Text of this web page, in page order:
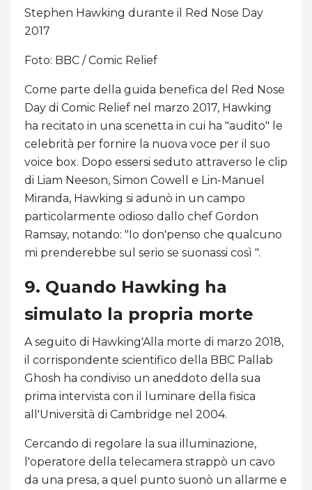
Stephen Hawking durante il Red Nose Day
2017
Foto: BBC / Comic Relief
Come parte della guida benefica del Red Nose
Day di Comic Relief nel marzo 2017, Hawking
ha recitato in una scenetta in cui ha "audito" le
celebrità per fornire la nuova voce per il suo
voice box. Dopo essersi seduto attraverso le clip
di Liam Neeson, Simon Cowell e Lin-Manuel
Miranda, Hawking si adunò in un campo
particolarmente odioso dallo chef Gordon
Ramsay, notando: "Io don'penso che qualcuno
mi prenderebbe sul serio se suonassi così ".
9. Quando Hawking ha
simulato la propria morte
A seguito di Hawking'Alla morte di marzo 2018,
il corrispondente scientifico della BBC Pallab
Ghosh ha condiviso un aneddoto della sua
prima intervista con il luminare della fisica
all'Università di Cambridge nel 2004.
Cercando di regolare la sua illuminazione,
l'operatore della telecamera strappò un cavo
da una presa, a quel punto suonò un allarme e